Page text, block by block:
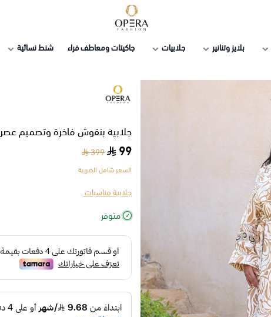
أوبرا فاشن
بلايز وتنانير جلابيات جاكيتات ومعاطف فراء
شنط نسائية
جلابية بنقوش فاخرة وتصميم
99
399
السعر شامل الضريبة
جلابية مناسبات ,
متوفر